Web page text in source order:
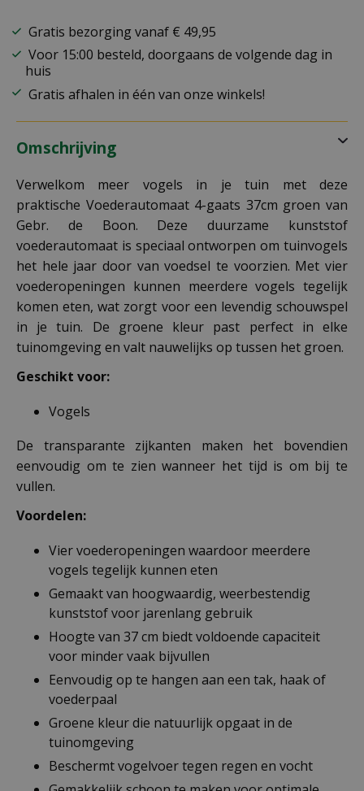
Gratis bezorging vanaf € 49,95
Voor 15:00 besteld, doorgaans de volgende dag in
huis
Gratis afhalen in één van onze winkels!
Omschrijving
Verwelkom meer vogels in je tuin met deze
praktische Voederautomaat 4-gaats 37cm groen van
Gebr. de Boon. Deze duurzame kunststof
voederautomaat is speciaal ontworpen om tuinvogels
het hele jaar door van voedsel te voorzien. Met vier
voederopeningen kunnen meerdere vogels tegelijk
komen eten, wat zorgt voor een levendig schouwspel
in je tuin. De groene kleur past perfect in elke
tuinomgeving en valt nauwelijks op tussen het groen.
Geschikt voor:
Vogels
De transparante zijkanten maken het bovendien
eenvoudig om te zien wanneer het tijd is om bij te
vullen.
Voordelen:
Vier voederopeningen waardoor meerdere
vogels tegelijk kunnen eten
Gemaakt van hoogwaardig, weerbestendig
kunststof voor jarenlang gebruik
Hoogte van 37 cm biedt voldoende capaciteit
voor minder vaak bijvullen
Eenvoudig op te hangen aan een tak, haak of
voederpaal
Groene kleur die natuurlijk opgaat in de
tuinomgeving
Beschermt vogelvoer tegen regen en vocht